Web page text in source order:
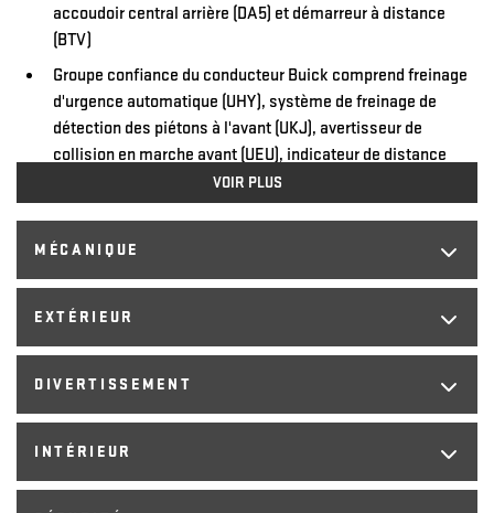
accoudoir central arrière (DA5) et démarreur à distance
(BTV)
Groupe confiance du conducteur Buick comprend freinage
d'urgence automatique (UHY), système de freinage de
détection des piétons à l'avant (UKJ), avertisseur de
collision en marche avant (UEU), indicateur de distance
avec le véhicule à l'avant (UE4), système de suivi de voie
avec avertisseur de sortie de voie (UHX) et phares
(TQ5)
VOIR PLUS
MÉCANIQUE
EXTÉRIEUR
DIVERTISSEMENT
INTÉRIEUR